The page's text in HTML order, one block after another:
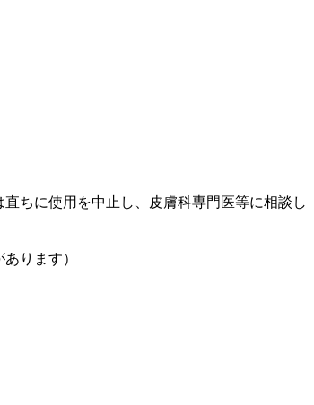
ちに使用を中止し、皮膚科専門医等に相談し
ります）